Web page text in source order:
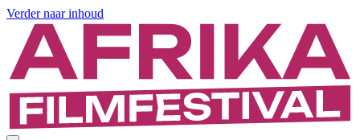
Verder naar inhoud